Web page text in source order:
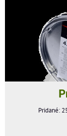
Pridané: